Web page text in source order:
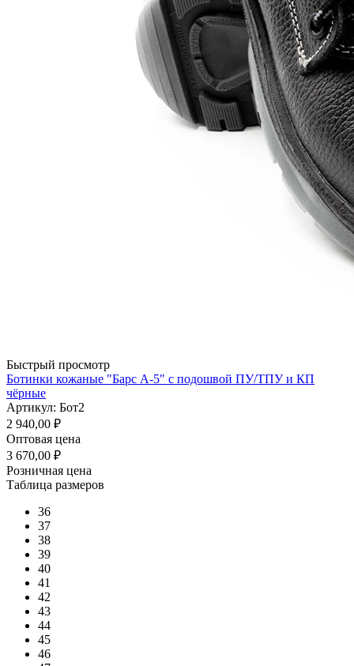
Быстрый просмотр
Ботинки кожаные "Барс А-5" с подошвой ПУ/ТПУ и КП
чёрные
Артикул: Бот2
2 940,00 ₽
Оптовая цена
3 670,00 ₽
Розничная цена
Таблица размеров
36
37
38
39
40
41
42
43
44
45
46